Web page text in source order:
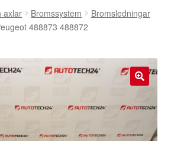
axlar Bromssystem
Bromsledningar
488873 488872